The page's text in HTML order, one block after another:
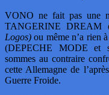
VONO ne fait pas une
TANGERINE DREAM
Logos) ou même n’a rien
(DEPECHE MODE et
sommes au contraire
cette Allemagne de
Guerre Froide.